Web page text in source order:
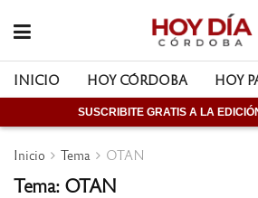
INICIO HOY CÓRDOBA HOY
SUSCRIBITE GRATIS A LA
Inicio Tema OTAN
Tema: OTAN